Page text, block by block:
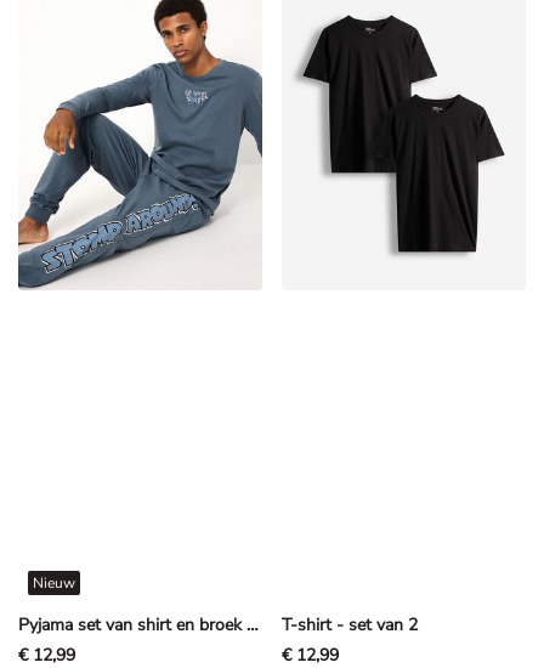
Pyjama set van shirt en broek - Paw Patrol - Petrolblauw
Nieuw
€ 12,99
T-shirt - set van 2
€ 12,99